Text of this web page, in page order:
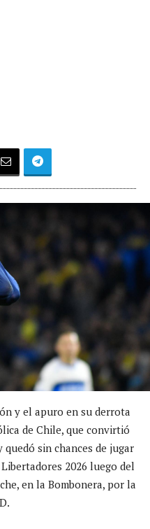
y el apuro en su derrota
de Chile, que convirtió
sin chances de jugar
2026 luego del
en la Bombonera, por la